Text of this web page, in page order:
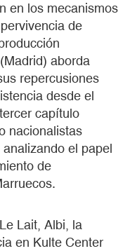
en los mecanismos
de
aborda
repercusiones
desde el
capítulo
nacionalistas
el papel
de
Lait, Albi, la
en Kulte Center